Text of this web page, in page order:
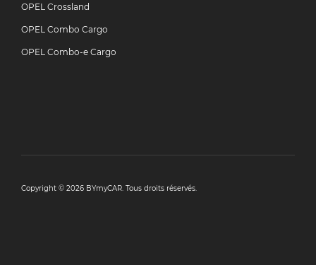
OPEL Crossland
OPEL Combo Cargo
OPEL Combo-e Cargo
Copyright © 2026 BYmyCAR. Tous droits réservés.